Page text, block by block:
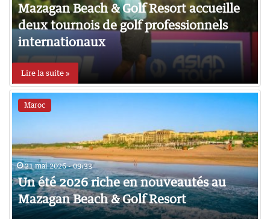
Mazagan Beach & Golf Resort accueille
deux tournois de golf professionnels
internationaux
Lire la suite »
Maroc
21 mai 2026 - 09:33
Un été 2026 riche en nouveautés au
Mazagan Beach & Golf Resort